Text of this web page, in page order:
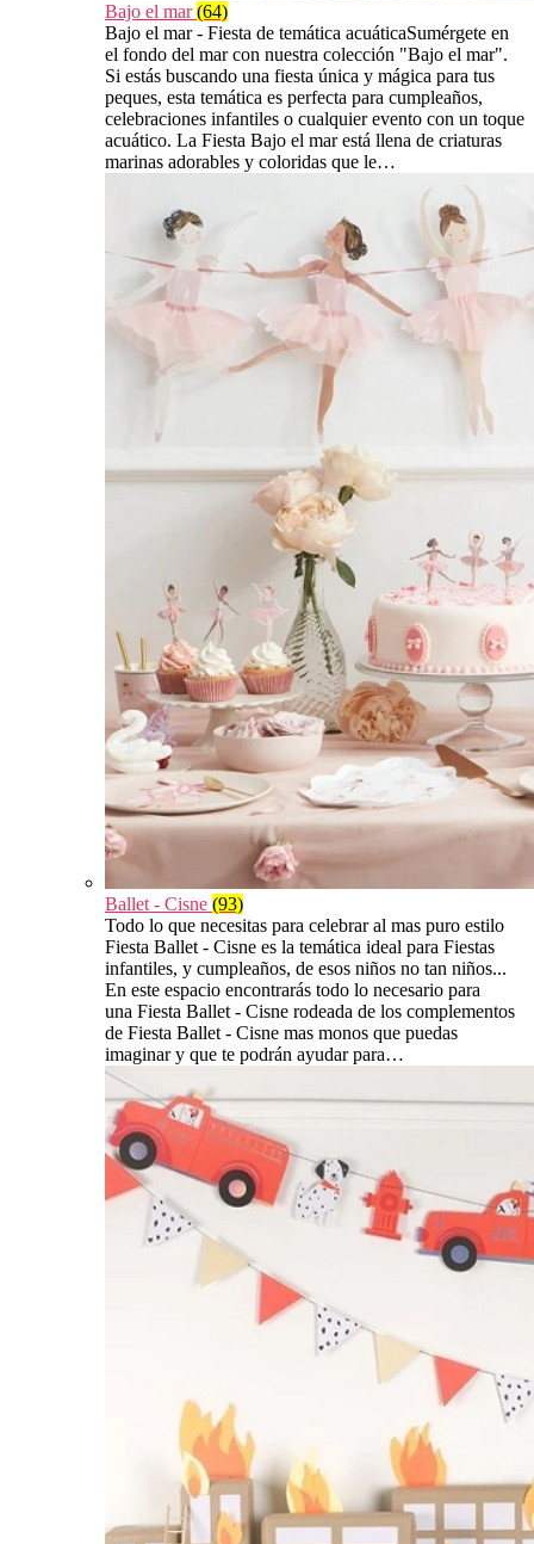
Bajo el mar(64)
Bajo el mar - Fiesta de temática acuáticaSumérgete en
el fondo del mar con nuestra colección "Bajo el mar".
Si estás buscando una fiesta única y mágica para tus
peques, esta temática es perfecta para cumpleaños,
celebraciones infantiles o cualquier evento con un toque
acuático. La Fiesta Bajo el mar está llena de criaturas
marinas adorables y coloridas que le…
Ballet - Cisne (93)
Todo lo que necesitas para celebrar al mas puro estilo
Fiesta Ballet - Cisne es la temática ideal para Fiestas
infantiles, y cumpleaños, de esos niños no tan niños...
En este espacio encontrarás todo lo necesario para
una Fiesta Ballet - Cisne rodeada de los complementos
de Fiesta Ballet - Cisne mas monos que puedas
imaginar y que te podrán ayudar para…